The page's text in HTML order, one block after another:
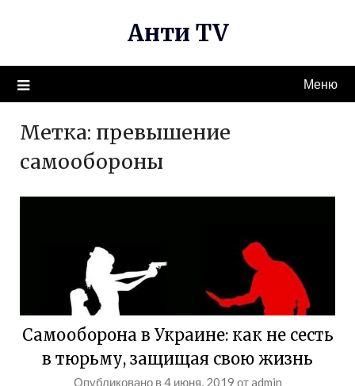
Анти TV
Меню
Метка: превышение
самообороны
Самооборона в Украине: как не сесть
в тюрьму, защищая свою жизнь
Опубликовано в4 июня, 2019 отadmin